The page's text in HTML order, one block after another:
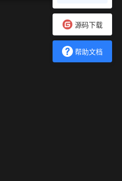
源码下载
帮助文档